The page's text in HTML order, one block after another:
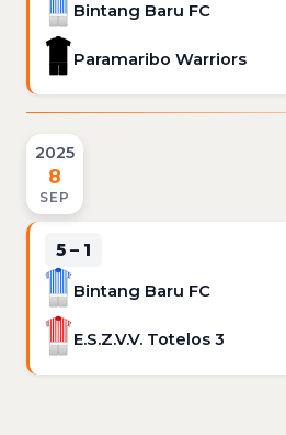
Bintang Baru FC
Paramaribo Warriors
2025
8
SEP
5 – 1
Bintang Baru FC
E.S.Z.V.V. Totelos 3